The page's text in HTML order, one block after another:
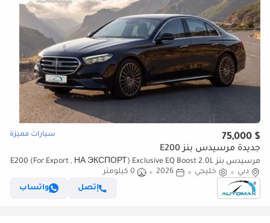
$ 75,000 سيارات مميزة
جديدة مرسيدس بنز E200
مرسيدس بنز E200 (For Export , НА ЭКСПОРТ) Exclusive EQ Boost 2.0L
RWD GCC 2026 Без пробега
دبي خليجي 2026
0 كيلومتر
إتصل
واتساب